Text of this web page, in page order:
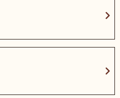
chevron_right
chevron_right